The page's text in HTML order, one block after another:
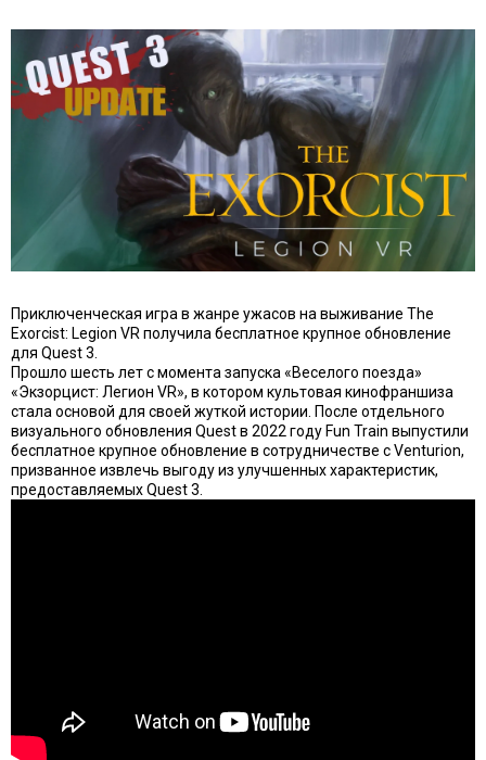
Приключенческая игра в жанре ужасов на выживание The
Exorcist: Legion VR получила бесплатное крупное обновление
для Quest 3.
Прошло шесть лет с момента запуска «Веселого поезда»
«Экзорцист: Легион VR», в котором культовая кинофраншиза
стала основой для своей жуткой истории. После отдельного
визуального обновления Quest в 2022 году Fun Train выпустили
бесплатное крупное обновление в сотрудничестве с Venturion,
призванное извлечь выгоду из улучшенных характеристик,
предоставляемых Quest 3.